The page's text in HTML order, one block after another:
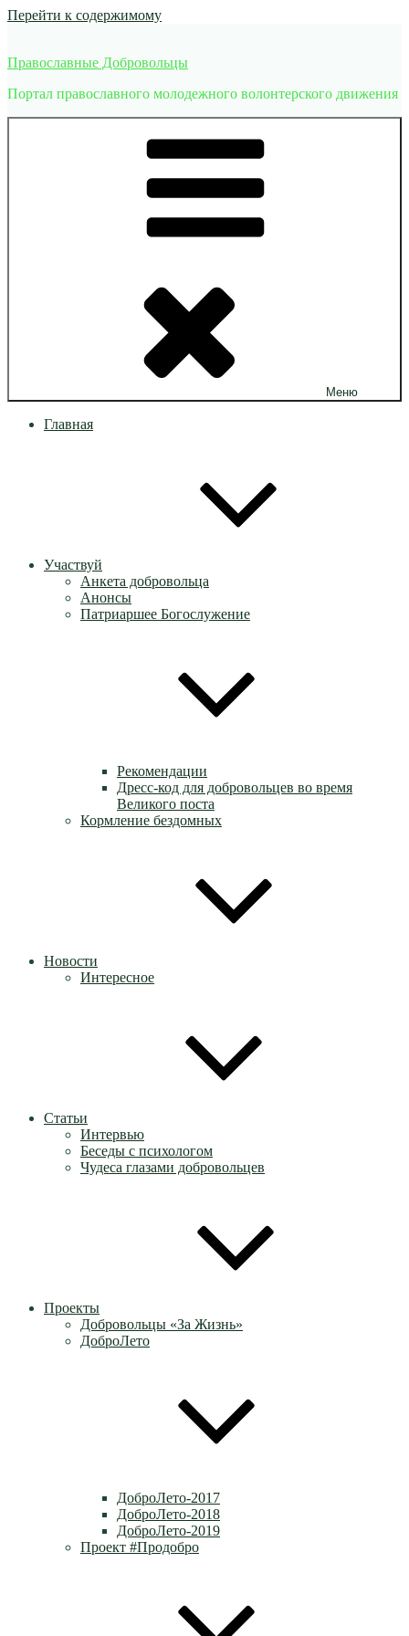
Перейти к содержимому
Православные Добровольцы
Портал православного молодежного волонтерского движения
Меню
Главная
Участвуй
Анкета добровольца
Анонсы
Патриаршее Богослужение
Рекомендации
Дресс-код для добровольцев во время
Великого поста
Кормление бездомных
Новости
Интересное
Статьи
Интервью
Беседы с психологом
Чудеса глазами добровольцев
Проекты
Добровольцы «За Жизнь»
ДоброЛето
ДоброЛето-2017
ДоброЛето-2018
ДоброЛето-2019
Проект #Продобро